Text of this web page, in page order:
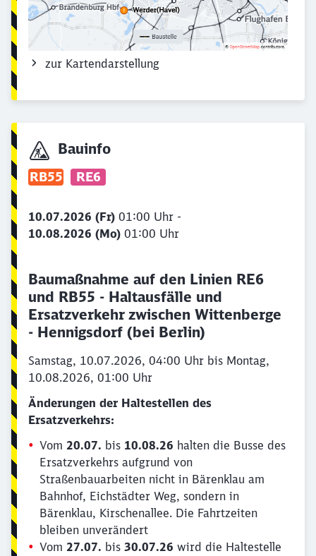
zur Kartendarstellung
Bauinfo
RB55 RE6
10.07.2026 (Fr) 01:00 Uhr -
10.08.2026 (Mo) 01:00 Uhr
Baumaßnahme auf den Linien RE6
und RB55 - Haltausfälle und
Ersatzverkehr zwischen Wittenberge
- Hennigsdorf (bei Berlin)
Samstag, 10.07.2026, 04:00 Uhr bis Montag,
10.08.2026, 01:00 Uhr
Änderungen der Haltestellen des
Ersatzverkehrs:
Vom 20.07. bis 10.08.26 halten die Busse des
Ersatzverkehrs aufgrund von
Straßenbauarbeiten nicht in Bärenklau am
Bahnhof, Eichstädter Weg, sondern in
Bärenklau, Kirschenallee. Die Fahrtzeiten
bleiben unverändert
Vom 27.07. bis 30.07.26 wird die Haltestelle
Möchten Sie zu
weitergeleitet
werden?
Abbrechen